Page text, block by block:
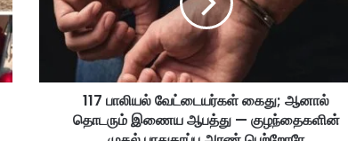
ட்
117 பாலியல் வேட்டையர்கள் கைது; ஆனால்
தொடரும் இணைய ஆபத்து — குழந்தைகளின்